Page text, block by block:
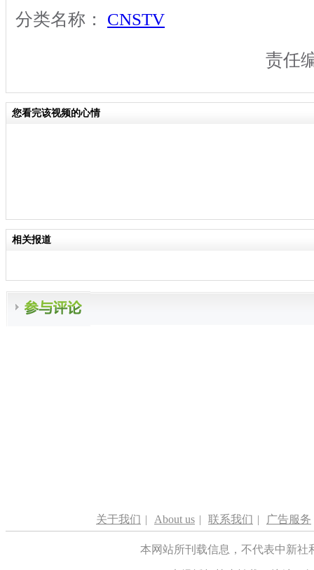
分类名称： CNSTV
责任
您看完该视频的心情
相关报道
关于我们 | About us | 联系我们 | 广告服务
本网站所刊载信息，不代表中新